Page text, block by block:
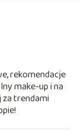
rekomendacje
make-up i na
za trendami